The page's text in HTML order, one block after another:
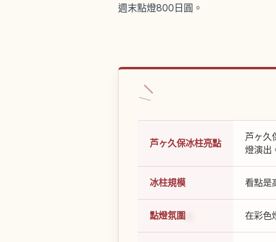
週末點燈800日圓。
芦ヶ久保冰柱亮點
芦ヶ久
燈演出
冰柱規模 看點是
點燈氛圍 在彩色